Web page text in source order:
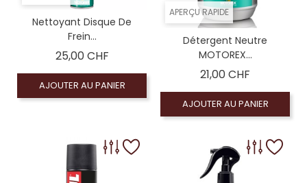
Nettoyant Disque De
Frein...
25,00 CHFPrix
AJOUTER AU PANIER
APERÇU RAPIDE
Détergent Neutre
MOTOREX...
21,00 CHF
AJOUTER AU PANIER